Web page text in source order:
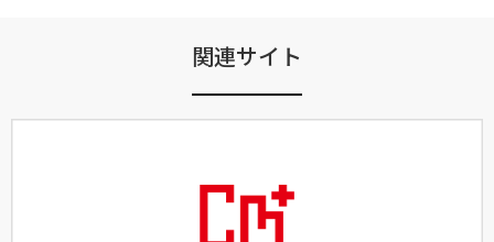
関連サイト